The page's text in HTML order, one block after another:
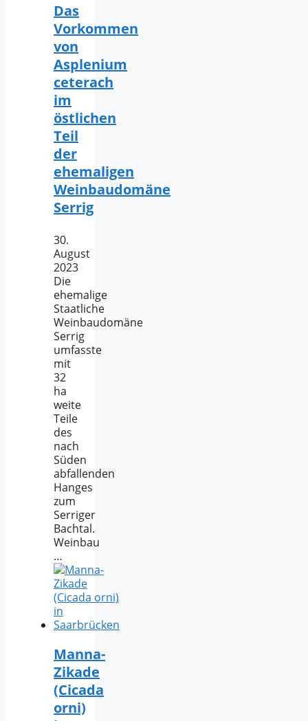
Das
Vorkommen
von
Asplenium
ceterach
im
östlichen
Teil
der
ehemaligen
Weinbaudomäne
Serrig
30.
August
2023
Die
ehemalige
Staatliche
Weinbaudomäne
Serrig
umfasste
mit
32
ha
weite
Teile
des
nach
Süden
abfallenden
Hanges
zum
Serriger
Bachtal.
Weinbau
…
Manna-
Zikade
(Cicada
orni)